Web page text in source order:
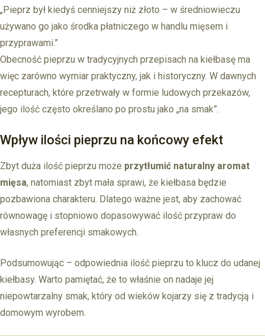
„Pieprz był kiedyś cenniejszy niż złoto – w średniowieczu
używano go jako środka płatniczego w handlu mięsem i
przyprawami.”
Obecność pieprzu w tradycyjnych przepisach na kiełbasę ma
więc zarówno wymiar praktyczny, jak i historyczny. W dawnych
recepturach, które przetrwały w formie ludowych przekazów,
jego ilość często określano po prostu jako „na smak”.
Wpływ ilości pieprzu na końcowy efekt
Zbyt duża ilość pieprzu może przytłumić naturalny aromat
mięsa, natomiast zbyt mała sprawi, że kiełbasa będzie
pozbawiona charakteru. Dlatego ważne jest, aby zachować
równowagę i stopniowo dopasowywać ilość przypraw do
własnych preferencji smakowych.
Podsumowując – odpowiednia ilość pieprzu to klucz do udanej
kiełbasy. Warto pamiętać, że to właśnie on nadaje jej
niepowtarzalny smak, który od wieków kojarzy się z tradycją i
domowym wyrobem.